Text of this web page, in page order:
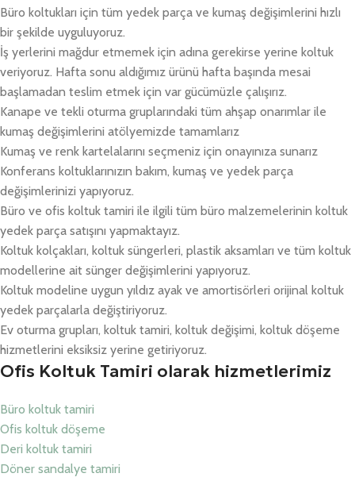
Büro koltukları için tüm yedek parça ve kumaş değişimlerini hızlı
bir şekilde uyguluyoruz.
İş yerlerini mağdur etmemek için adına gerekirse yerine koltuk
veriyoruz. Hafta sonu aldığımız ürünü hafta başında mesai
başlamadan teslim etmek için var gücümüzle çalışırız.
Kanape ve tekli oturma gruplarındaki tüm ahşap onarımlar ile
kumaş değişimlerini atölyemizde tamamlarız
Kumaş ve renk kartelalarını seçmeniz için onayınıza sunarız
Konferans koltuklarınızın bakım, kumaş ve yedek parça
değişimlerinizi yapıyoruz.
Büro ve ofis koltuk tamiri ile ilgili tüm büro malzemelerinin koltuk
yedek parça satışını yapmaktayız.
Koltuk kolçakları, koltuk süngerleri, plastik aksamları ve tüm koltuk
modellerine ait sünger değişimlerini yapıyoruz.
Koltuk modeline uygun yıldız ayak ve amortisörleri orijinal koltuk
yedek parçalarla değiştiriyoruz.
Ev oturma grupları, koltuk tamiri, koltuk değişimi, koltuk döşeme
hizmetlerini eksiksiz yerine getiriyoruz.
Ofis Koltuk Tamiri olarak hizmetlerimiz
Büro koltuk tamiri
Ofis koltuk döşeme
Deri koltuk tamiri
Döner sandalye tamiri